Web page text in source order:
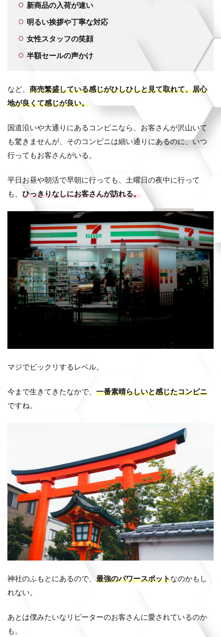
新商品の入荷が速い
明るい挨拶や丁寧な対応
女性スタッフの笑顔
半額セールの声かけ
など、 商売繁盛している感じがひしひしと見て取れて、居心
地が良くて感じが良い。
国道沿いや大通りにあるコンビニなら、お客さんが沢山いて
も驚きませんが、そのコンビニは細い通りにあるのに、いつ
行ってもお客さんがいる。
平日お昼や朝活で早朝に行っても、土曜日の夜中に行って
も、 ひっきりなしにお客さんが訪れる。
マジでビックリするレベル。
今まで生きてきたなかで、 一番素晴らしいと感じたコンビニ
ですね。
神社のふもとにあるので、 最強のパワースポットなのかもし
れない。
あとは僕みたいなリピーターのお客さんに愛されているのか
も。